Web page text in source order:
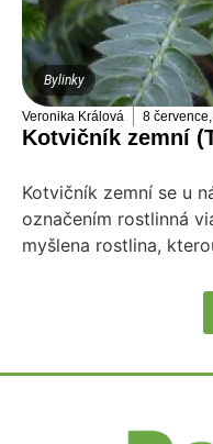
Bylinky
Veronika Králová 8
Kotvičník zemní
Kotvičník zemní se u
označením rostlinná
myšlena rostlina,